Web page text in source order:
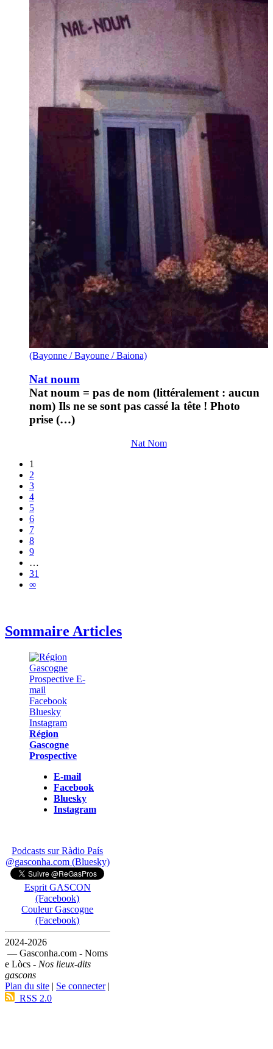
(Bayonne / Bayoune / Baiona)
Nat noum
Nat noum = pas de nom (littéralement : aucun
nom) Ils ne se sont pas cassé la tête ! Photo
prise (…)
Nat Nom
1
2
3
4
5
6
7
8
9
…
31
∞
Sommaire Articles
Région
Gascogne
Prospective
E-mail
Facebook
Bluesky
Instagram
Podcasts sur Ràdio País
@gasconha.com (Bluesky)
Esprit GASCON
(Facebook)
Couleur Gascogne
(Facebook)
2024-2026
— Gasconha.com - Noms
e Lòcs - Nos lieux-dits
gascons
Plan du site | Se connecter|
RSS 2.0